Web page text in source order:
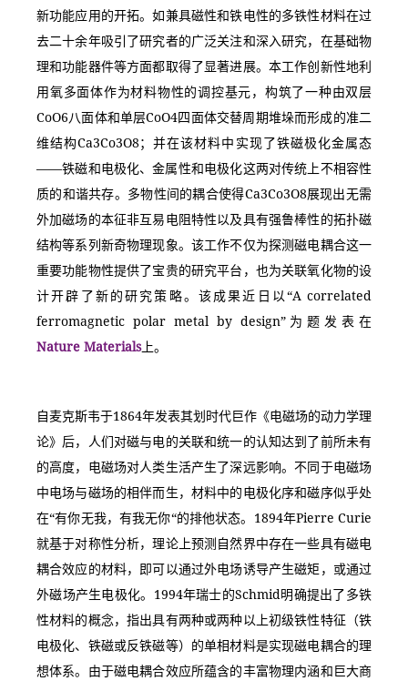
新功能应用的开拓。如兼具磁性和铁电性的多铁性材料在过
去二十余年吸引了研究者的广泛关注和深入研究，在基础物
理和功能器件等方面都取得了显著进展。本工作创新性地利
用氧多面体作为材料物性的调控基元，构筑了一种由双层
CoO6八面体和单层CoO4四面体交替周期堆垛而形成的准二
维结构Ca3Co3O8；并在该材料中实现了铁磁极化金属态
——铁磁和电极化、金属性和电极化这两对传统上不相容性
质的和谐共存。多物性间的耦合使得Ca3Co3O8展现出无需
外加磁场的本征非互易电阻特性以及具有强鲁棒性的拓扑磁
结构等系列新奇物理现象。该工作不仅为探测磁电耦合这一
重要功能物性提供了宝贵的研究平台，也为关联氧化物的设
计开辟了新的研究策略。该成果近日以“A correlated
ferromagnetic polar metal by design”为题发表在
Nature Materials上。
自麦克斯韦于1864年发表其划时代巨作《电磁场的动力学理
论》后，人们对磁与电的关联和统一的认知达到了前所未有
的高度，电磁场对人类生活产生了深远影响。不同于电磁场
中电场与磁场的相伴而生，材料中的电极化序和磁序似乎处
在“有你无我，有我无你“的排他状态。1894年Pierre Curie
就基于对称性分析，理论上预测自然界中存在一些具有磁电
耦合效应的材料，即可以通过外电场诱导产生磁矩，或通过
外磁场产生电极化。1994年瑞士的Schmid明确提出了多铁
性材料的概念，指出具有两种或两种以上初级铁性特征（铁
电极化、铁磁或反铁磁等）的单相材料是实现磁电耦合的理
想体系。由于磁电耦合效应所蕴含的丰富物理内涵和巨大商